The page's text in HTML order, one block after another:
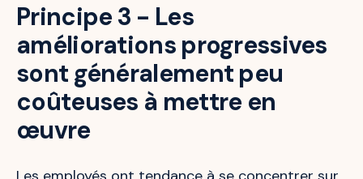
Principe 3 - Les
améliorations progressives
sont généralement peu
coûteuses à mettre en
œuvre